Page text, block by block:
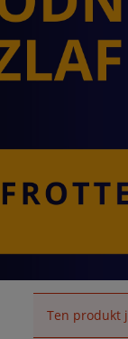
Ten produkt